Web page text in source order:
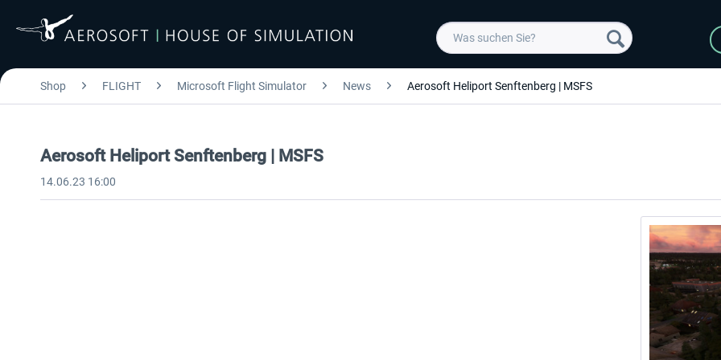
Shop FLIGHT Microsoft Flight Simulator News Aerosoft Heliport Senftenberg | MSFS
Aerosoft Heliport Senftenberg | MSFS
14.06.23 16:00